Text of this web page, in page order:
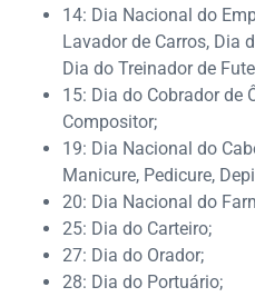
14: Dia Nacional do
Lavador de Carros, Dia
Dia do Treinador de
15: Dia do Cobrador de
Compositor;
19: Dia Nacional do
Manicure, Pedicure,
20: Dia Nacional do
25: Dia do Carteiro;
27: Dia do Orador;
28: Dia do Portuário;